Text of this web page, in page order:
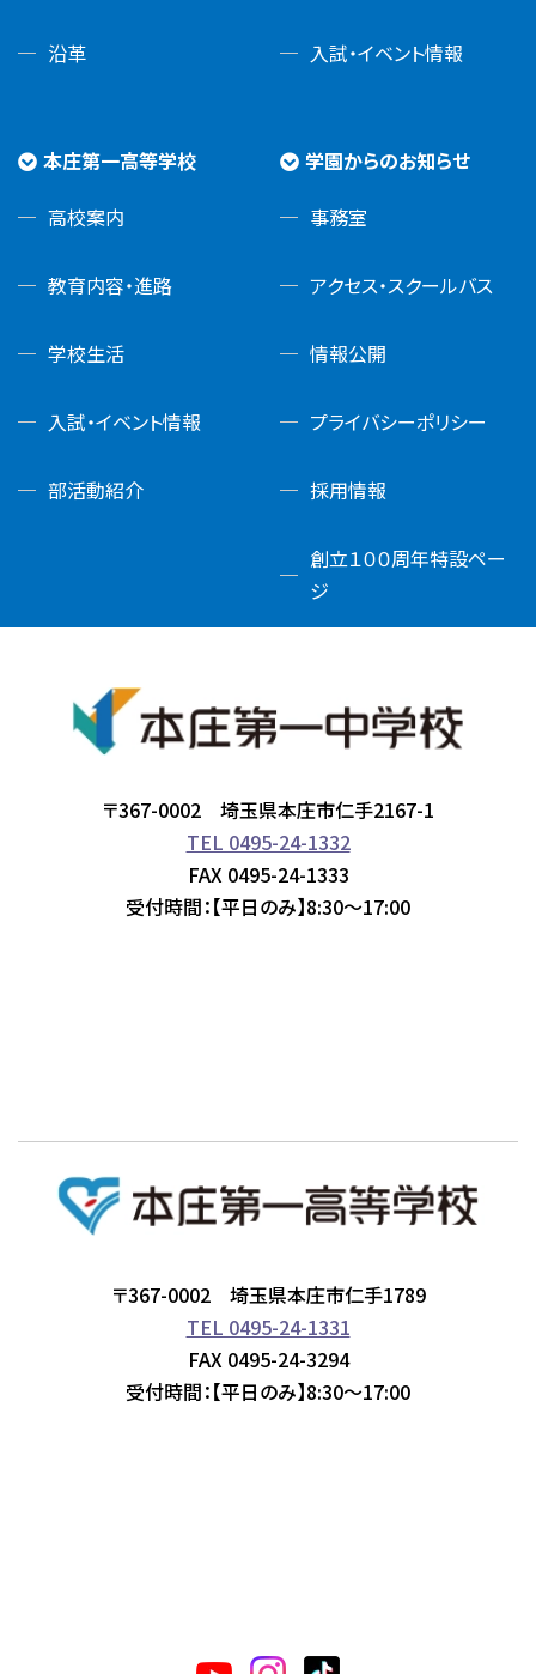
沿革 入試・イベント情報
本庄第一高等学校
高校案内
教育内容・進路
学校生活
入試・イベント情報
部活動紹介
学園からのお知らせ
事務室
アクセス・スクールバス
情報公開
プライバシーポリシー
採用情報
創立１００周年特設ペー
ジ
〒367-0002 埼玉県本庄市仁手2167-1
TEL 0495-24-1332
FAX 0495-24-1333
受付時間：【平日のみ】8:30～17:00
〒367-0002 埼玉県本庄市仁手1789
TEL 0495-24-1331
FAX 0495-24-3294
受付時間：【平日のみ】8:30～17:00